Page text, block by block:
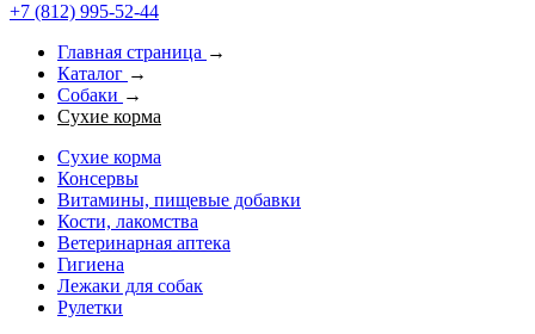
+7 (812) 995-52-44
Главная страница →
Каталог →
Собаки →
Сухие корма
Сухие корма
Консервы
Витамины, пищевые добавки
Кости, лакомства
Ветеринарная аптека
Гигиена
Лежаки для собак
Рулетки